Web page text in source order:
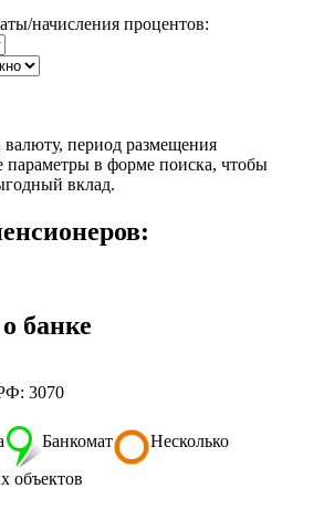
начисления процентов:
период размещения
параметры в форме поиска, чтобы
вклад.
банке
3070
Банкомат Несколько
объектов